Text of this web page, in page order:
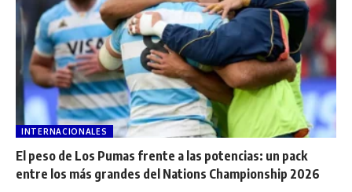
INTERNACIONALES
El peso de Los Pumas frente a las potencias: un pack
entre los más grandes del Nations Championship 2026